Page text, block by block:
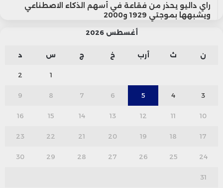
راي داليو يحذر من فقاعة في أسهم الذكاء الاصطناعي
ويشبهها بموجتي 1929 و2000
أغسطس 2026
ن ث أرب خ ج س د
1
2
3
4
5
6
7
8
9
10
11
12
13
14
15
16
17
18
19
20
21
22
23
24
25
26
27
28
29
30
31